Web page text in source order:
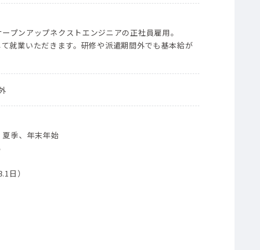
ンアップネクストエンジニアの正社員雇用。
就業いただきます。研修や派遣期間外でも基本給が
夏季、年末年始
日）